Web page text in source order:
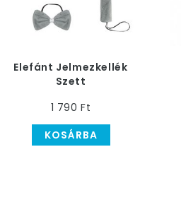
Elefánt Jelmezkellék
Szett
1 790 Ft
KOSÁRBA